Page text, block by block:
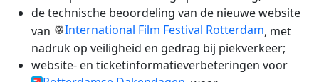
de technische beoordeling van de nieuwe website
van
International Film Festival Rotterdam, met
nadruk op veiligheid en gedrag bij piekverkeer;
website- en ticketinformatieverbeteringen voor